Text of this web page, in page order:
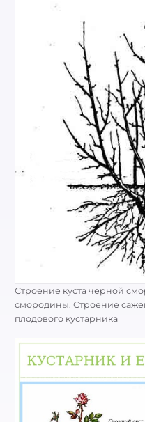
Строение куста черной
смородины. Строение
плодового кустарника